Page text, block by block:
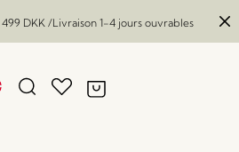
499 DKK /Livraison 1-4 jours ouvrables